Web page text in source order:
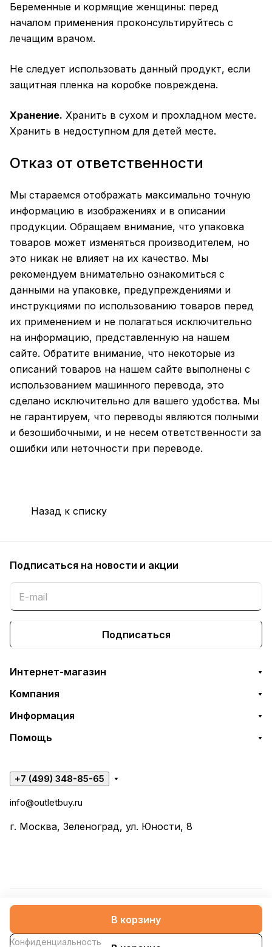
В корзину
Беременные и кормящие женщины: перед
началом применения проконсультируйтесь с
лечащим врачом.
Не следует использовать данный продукт, если
защитная пленка на коробке повреждена.
Хранение. Хранить в сухом и прохладном месте.
Хранить в недоступном для детей месте.
Отказ от ответственности
Мы стараемся отображать максимально точную
информацию в изображениях и в описании
продукции. Обращаем внимание, что упаковка
товаров может изменяться производителем, но
это никак не влияет на их качество. Мы
рекомендуем внимательно ознакомиться с
данными на упаковке, предупреждениями и
инструкциями по использованию товаров перед
их применением и не полагаться исключительно
на информацию, представленную на нашем
сайте. Обратите внимание, что некоторые из
описаний товаров на нашем сайте выполнены с
использованием машинного перевода, это
сделано исключительно для вашего удобства. Мы
не гарантируем, что переводы являются полными
и безошибочными, и не несем ответственности за
ошибки или неточности при переводе.
Назад к списку
Подписаться на новости и акции
Подписаться
Интернет-магазин
Компания
Информация
Помощь
+7 (499) 348-85-65
info@outletbuy.ru
г. Москва, Зеленоград, ул. Юности, 8
Конфиденциальность